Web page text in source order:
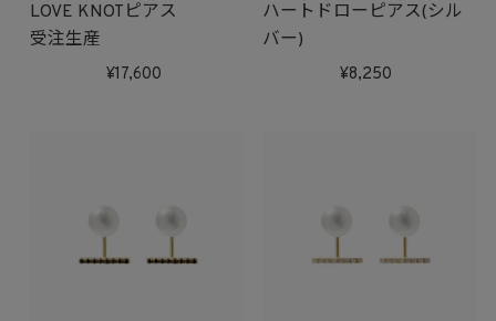
LOVE KNOTピアス
受注生産
17,600
ハートドローピアス(シル
バー)
8,250